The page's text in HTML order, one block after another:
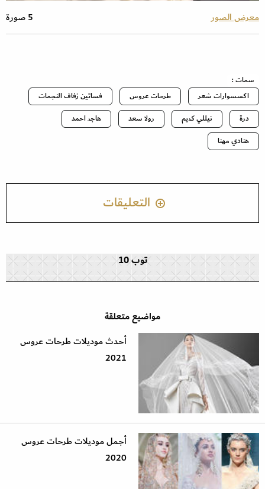
معرض الصور 5 صورة
سمات :
اكسسوارات شعر
طرحات عروس
فساتين زفاف النجمات
درة
نيللي كريم رولا سعد
هاجر احمد
هنادي مهنا
التعليقات
توب 10
مواضيع متعلقة
أحدث موديلات طرحات عروس
2021
أجمل موديلات طرحات عروس
2020